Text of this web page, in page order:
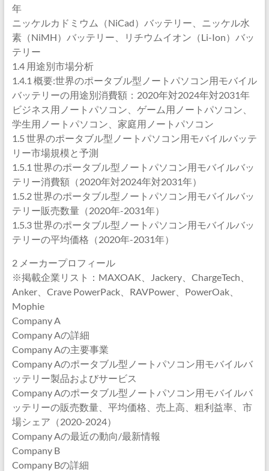
年
ニッケルカドミウム（NiCad）バッテリー、ニッケル水
素（NiMH）バッテリー、リチウムイオン（Li-Ion）バッ
テリー
1.4 用途別市場分析
1.4.1 概要:世界のポータブル型ノートパソコン用モバイル
バッテリーの用途別消費額：2020年対2024年対2031年
ビジネス用ノートパソコン、ゲーム用ノートパソコン、
学生用ノートパソコン、家庭用ノートパソコン
1.5 世界のポータブル型ノートパソコン用モバイルバッテ
リー市場規模と予測
1.5.1 世界のポータブル型ノートパソコン用モバイルバッ
テリー消費額（2020年対2024年対2031年）
1.5.2 世界のポータブル型ノートパソコン用モバイルバッ
テリー販売数量（2020年-2031年）
1.5.3 世界のポータブル型ノートパソコン用モバイルバッ
テリーの平均価格（2020年-2031年）
2 メーカープロフィール
※掲載企業リスト：MAXOAK、Jackery、ChargeTech、
Anker、Crave PowerPack、RAVPower、PowerOak、
Mophie
Company A
Company Aの詳細
Company Aの主要事業
Company Aのポータブル型ノートパソコン用モバイルバ
ッテリー製品およびサービス
Company Aのポータブル型ノートパソコン用モバイルバ
ッテリーの販売数量、平均価格、売上高、粗利益率、市
場シェア（2020-2024）
Company Aの最近の動向/最新情報
Company B
Company Bの詳細